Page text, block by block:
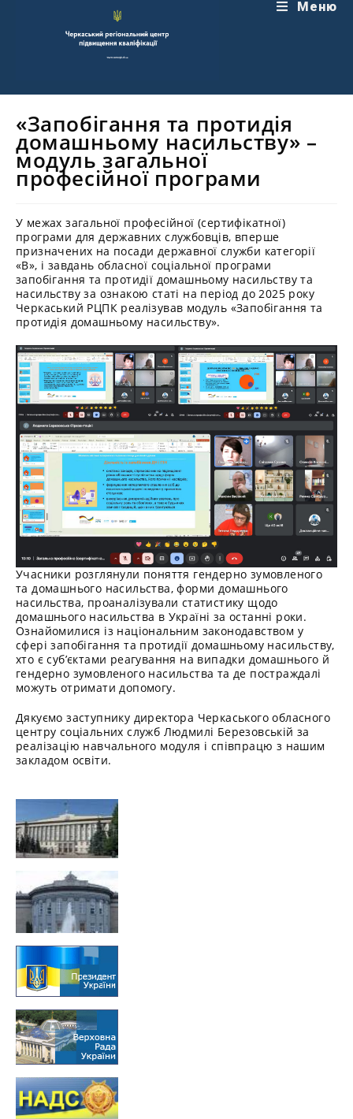
Меню
«Запобігання та протидія
домашньому насильству» –
модуль загальної
професійної програми
У межах загальної професійної (сертифікатної)
програми для державних службовців, вперше
призначених на посади державної служби категорії
«В», і завдань обласної соціальної програми
запобігання та протидії домашньому насильству та
насильству за ознакою статі на період до 2025 року
Черкаський РЦПК реалізував модуль «Запобігання та
протидія домашньому насильству».
Учасники розглянули поняття гендерно зумовленого
та домашнього насильства, форми домашнього
насильства, проаналізували статистику щодо
домашнього насильства в Україні за останні роки.
Ознайомилися із національним законодавством у
сфері запобігання та протидії домашньому насильству,
хто є суб’єктами реагування на випадки домашнього й
гендерно зумовленого насильства та де постраждалі
можуть отримати допомогу.
Дякуємо заступнику директора Черкаського обласного
центру соціальних служб Людмилі Березовській за
реалізацію навчального модуля і співпрацю з нашим
закладом освіти.